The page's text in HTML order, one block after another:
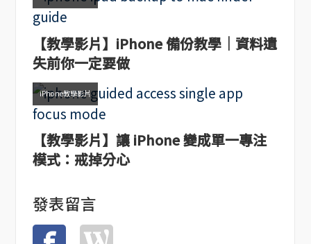
【教學影片】iPhone 備份教學｜資料遺
失前你一定要做
iPhone教學影片
【教學影片】讓 iPhone 變成單一專注
模式：戒掉分心
發表留言